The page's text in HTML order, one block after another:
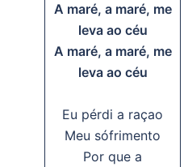
A maré, a maré, me
leva ao céu
A maré, a maré, me
leva ao céu
Eu pérdi a raçao
Meu sófrimento
Por que a